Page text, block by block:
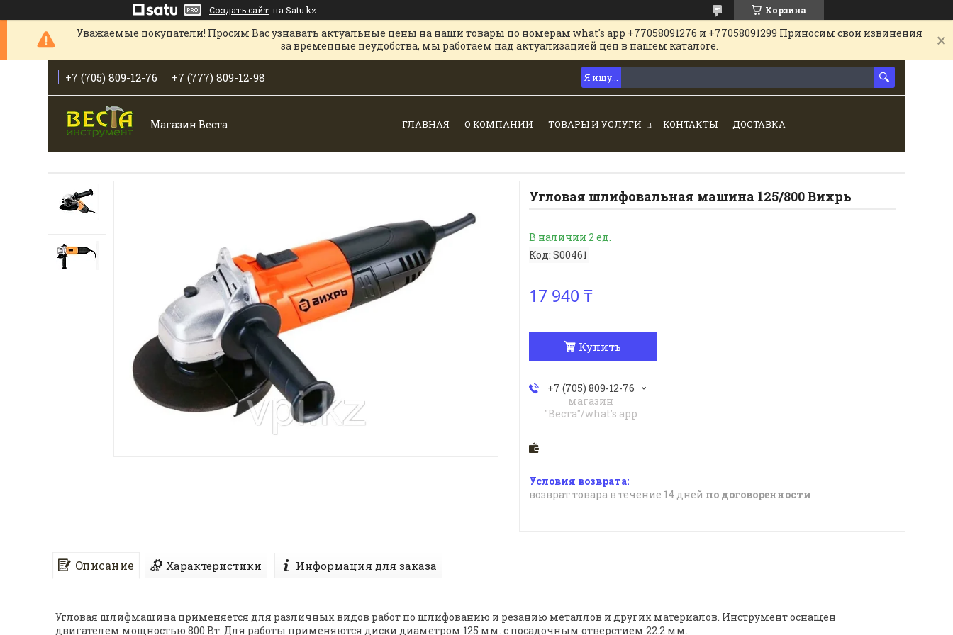
Создать сайт на Satu.kz Корзина
Уважаемые покупатели! Просим Вас узнавать актуальные цены на наши товары по номерам what's app +77058091276 и +77058091299 Приносим свои извинения
за временные неудобства, мы работаем над актуализацией цен в нашем каталоге.
+7 (705) 809-12-76 +7 (777) 809-12-98
Магазин Веста ГЛАВНАЯ О КОМПАНИИ ТОВАРЫ И УСЛУГИ КОНТАКТЫ ДОСТАВКА
Угловая шлифовальная машина 125/800 Вихрь
В наличии 2 ед.
Код: S00461
17 940 ₸
Купить
+7 (705) 809-12-76
магазин
"Веста"/what's app
возврат товара в течение 14 дней по договоренности
Описание Характеристики Информация для заказа
Угловая шлифмашина применяется для различных видов работ по шлифованию и резанию металлов и других материалов. Инструмент оснащен
двигателем мощностью 800 Вт. Для работы применяются диски диаметром 125 мм. с посадочным отверстием 22.2 мм.